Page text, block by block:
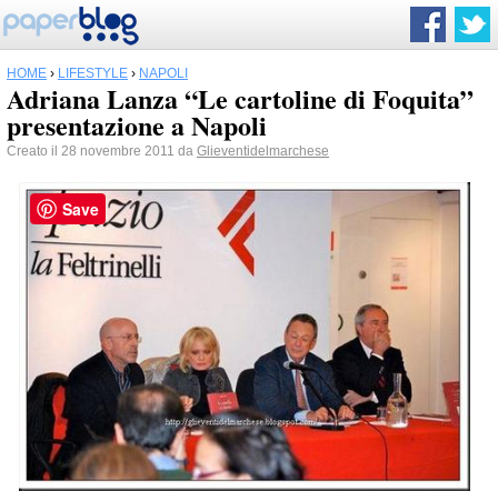
HOME › LIFESTYLE › NAPOLI
Adriana Lanza “Le cartoline di Foquita”
presentazione a Napoli
Creato il 28 novembre 2011 da Glieventidelmarchese
Save